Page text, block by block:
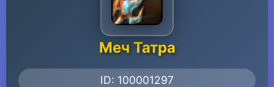
Меч Татра
ID: 100001297